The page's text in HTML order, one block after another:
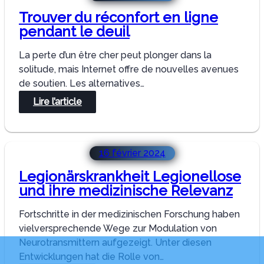
Trouver du réconfort en ligne
pendant le deuil
La perte d’un être cher peut plonger dans la
solitude, mais Internet offre de nouvelles avenues
de soutien. Les alternatives…
Lire l’article:
Trouver
du
réconfort
en
ligne
pendant
le
deuil
16 février 2024
Legionärskrankheit Legionellose
und ihre medizinische Relevanz
Fortschritte in der medizinischen Forschung haben
vielversprechende Wege zur Modulation von
Neurotransmittern aufgezeigt. Unter diesen
Entwicklungen hat die Rolle von…